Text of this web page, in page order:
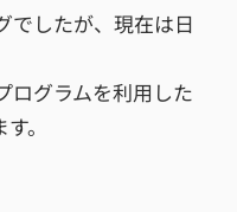
でしたが、現在は日
ログラムを利用した
。